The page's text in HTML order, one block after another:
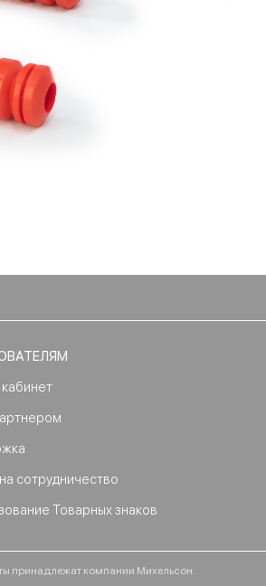
сотрудничество
Товарных знаков
принадлежат компании Михельсон.